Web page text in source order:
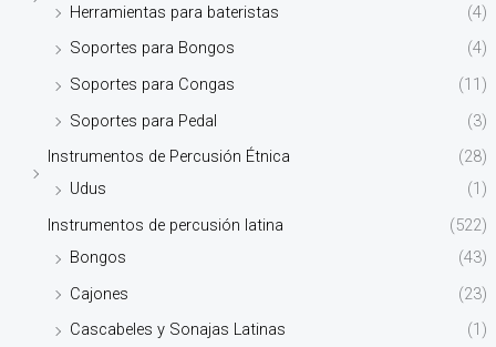
Herramientas para bateristas
(4)
Soportes para Bongos
(4)
Soportes para Congas
(11)
Soportes para Pedal
(3)
Instrumentos de Percusión Étnica
(28)
Udus
(1)
Instrumentos de percusión latina
(522)
Bongos
(43)
Cajones
(23)
Cascabeles y Sonajas Latinas
(1)